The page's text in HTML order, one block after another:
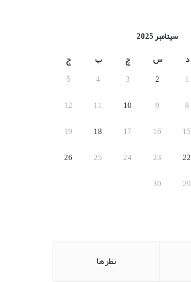
سپتامبر 2025
د س چ پ
ج
1
2
3
4
5
8
9
10
11
12
15
16
17
18
19
22
23
24
25
26
29
30
نظرها